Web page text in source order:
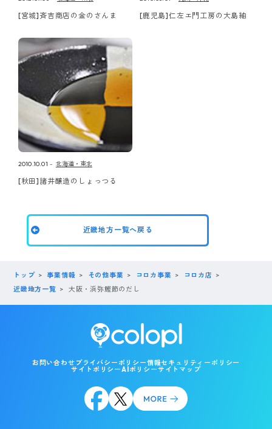
[宮城]斉吉商店の金のさんま [鹿児島]仁左エ門工房の大島紬
2010.10.01 北海道・東北
[秋田]諸井醸造のしょっつる
近畿地方一覧へ戻る
トップ 事業情報 その他事業 コロカ事業
コロカ店
近畿地方一覧
大阪・浜弥鰹節のだし
お問い合わせ プライバシーポリシー情報セキュリティーポリシー
サイトポリシーAIポリシーサイトマップ